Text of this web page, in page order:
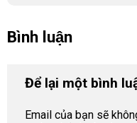
Bình luận
Để lại một bình
Email của bạn sẽ